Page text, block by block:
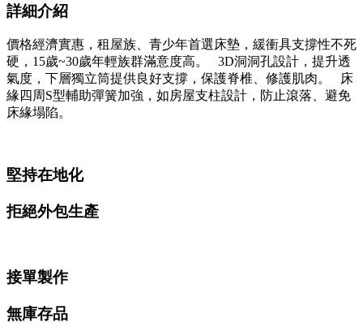
詳細介紹
價格經濟實惠，租屋族、青少年首選床墊，緩衝具支撐性不死
硬，15歲~30歲年輕族群滿意度高。 3D洞洞孔設計，提升透
氣度，下層獨立筒提供良好支撐，保護脊椎、修護肌肉。 床
緣四周S型輔助彈簧加強，如房屋支柱設計，防止滾落、避免
床緣塌陷。
堅持在地化
拒絕外包生產
接單製作
無庫存品